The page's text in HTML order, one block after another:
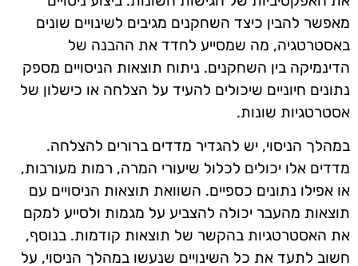
מאפשר להבין כיצד השחקנים מגיבים לשינויים שונים
באסטרטגיה, מה שמסייע לחדד את ההבנה של
הדינמיקה בין השחקנים. ניתוח תוצאות הניסויים מספק
נתונים חיוניים שיכולים להעיד על הצלחה או כישלון של
אסטרטגיות שונות.
במהלך הניסוי, יש להגדיר מדדים ברורים להצלחה.
מדדים אלו יכולים לכלול שיעורי המרה, רמות מעורבות,
או אפילו נתונים כספיים. השוואת תוצאות הניסויים עם
תוצאות מהעבר יכולה להצביע על מגמות ולסייע למקם
את האסטרטגיות בהקשר של תוצאות קודמות. בנוסף,
חשוב לתעד את כל השינויים שנעשו במהלך הניסוי, על